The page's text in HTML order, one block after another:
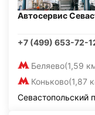
Автосервис
+7 (499) 653-72-
Беляево(1,59
Коньково(1,87
Севастопольский